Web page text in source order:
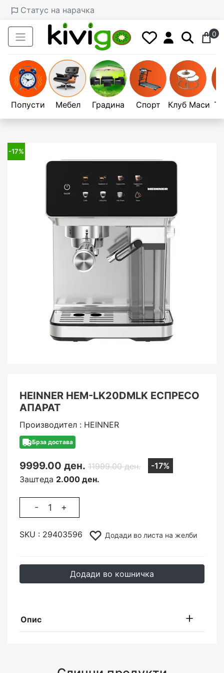
Статус на нарачка
0
Попусти Мебел Градина Спорт Клуб Маси
-17%
HEINNER HEM-LK20DMLK ЕСПРЕСО
АПАРАТ
Производител : HEINNER
Брза достава
9999.00 ден. 11999.00 ден.
-17%
Заштеда 2.000 ден.
- +
SKU : 29403596 Додади во листа на желби
Додади во кошничка
Опис